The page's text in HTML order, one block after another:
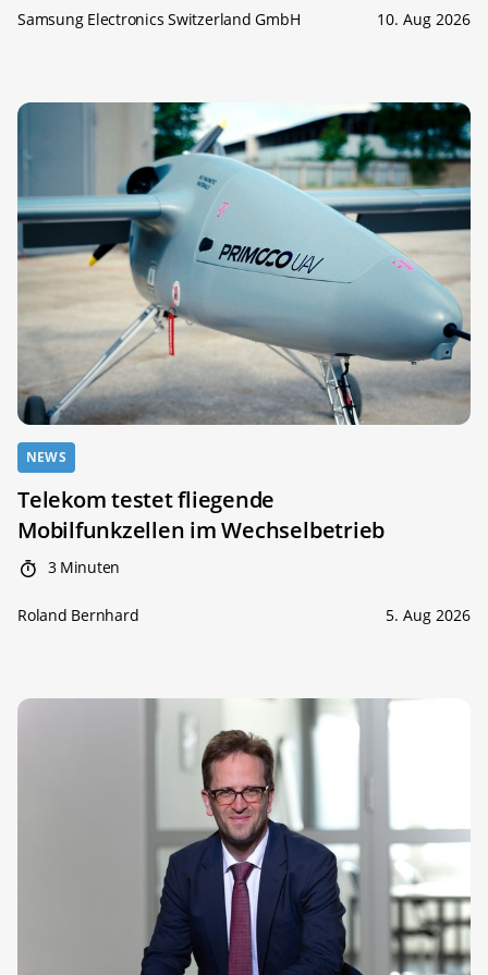
Samsung Electronics Switzerland GmbH 10. Aug 2026
NEWS
Telekom testet fliegende
Mobilfunkzellen im Wechselbetrieb
3 Minuten
Roland Bernhard 5. Aug 2026